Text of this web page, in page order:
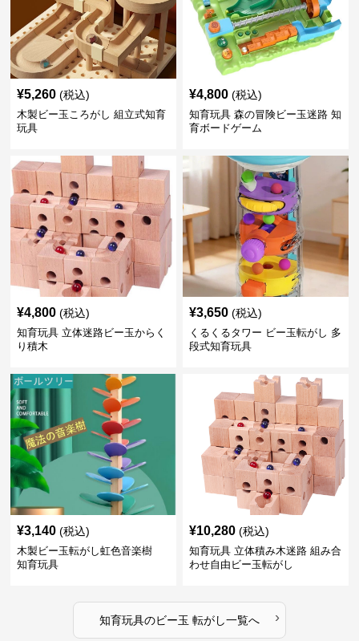
¥5,260 (税込)
木製ビー玉ころがし 組立式知育
玩具
¥4,800 (税込)
知育玩具 森の冒険ビー玉迷路 知
育ボードゲーム
¥4,800 (税込)
知育玩具 立体迷路ビー玉からく
り積木
¥3,650 (税込)
くるくるタワー ビー玉転がし 多
段式知育玩具
¥3,140 (税込)
木製ビー玉転がし虹色音楽樹
知育玩具
¥10,280 (税込)
知育玩具 立体積み木迷路 組み合
わせ自由ビー玉転がし
知育玩具のビー玉 転がし一覧へ ›